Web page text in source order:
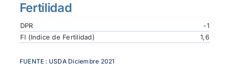
Fertilidad
DPR
-1
FI (Indice de Fertilidad)
1,6
FUENTE : USDA Diciembre 2021